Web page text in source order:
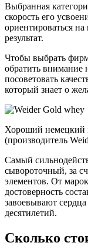
Выбранная
скорость его
ориентироваться
результат.
Чтобы выбрать
обратить внимание
посоветовать
который знает о
Хороший немецкий
(производитель
Самый
сывороточный, за
элементов. От
достоверность
завоевывают
десятилетий.
Сколько